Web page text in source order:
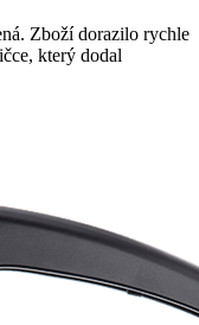
Zboží dorazilo rychle
který dodal